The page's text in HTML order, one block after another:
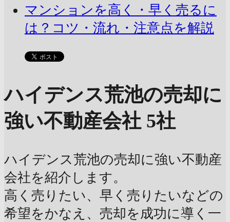
マンションを高く・早く売るに
は？コツ・流れ・注意点を解説
ハイデンス荒池の売却に
強い不動産会社 5社
ハイデンス荒池の売却に強い不動産
会社を紹介します。
高く売りたい、早く売りたいなどの
希望をかなえ、売却を成功に導く一